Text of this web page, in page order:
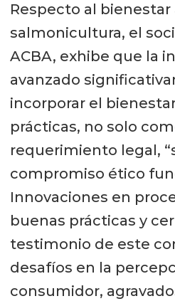
Respecto al bienestar
salmonicultura, el
ACBA, exhibe que la
avanzado
incorporar el
prácticas, no solo
requerimiento legal,
compromiso ético
Innovaciones en
buenas prácticas y
testimonio de este
desafíos en la
consumidor,